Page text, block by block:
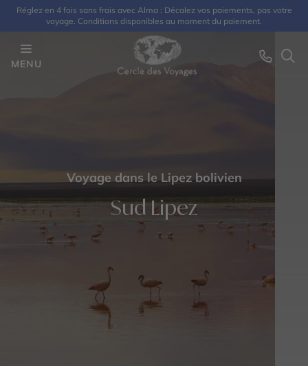
Réglez en 4 fois sans frais avec Alma : Décalez vos paiements, pas votre
voyage. Conditions disponibles au moment du paiement.
MENU
Voyage dans le Lipez bolivien
Sud Lipez